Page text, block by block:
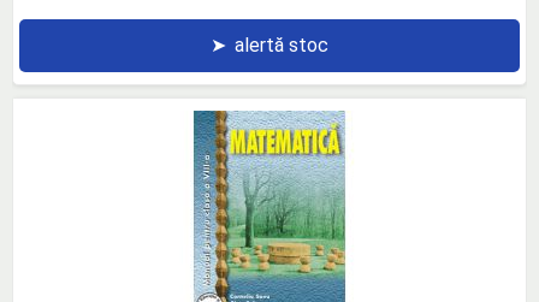
➤ alertă stoc